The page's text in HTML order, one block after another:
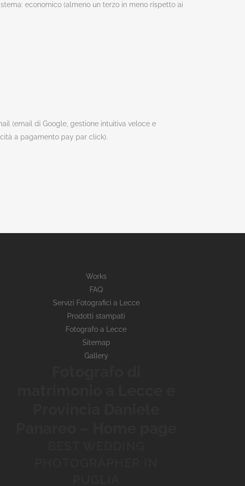
economico (almeno un terzo in meno rispetto ai
(email di Google, gestione intuitiva veloce e
a pagamento pay par click).
Works
FAQ
Servizi Fotografici a Lecce
Prodotti stampati
Fotografo a Lecce
Sitemap
Gallery